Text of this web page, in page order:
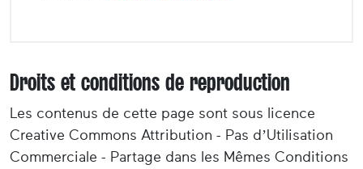
Droits et conditions de reproduction
Les contenus de cette page sont sous licence
Creative Commons Attribution - Pas d’Utilisation
Commerciale - Partage dans les Mêmes Conditions